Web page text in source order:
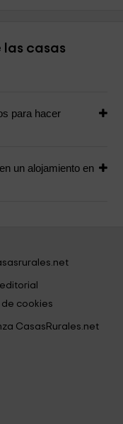
las casas
para hacer
un alojamiento en
de cookies
CasasRurales.net